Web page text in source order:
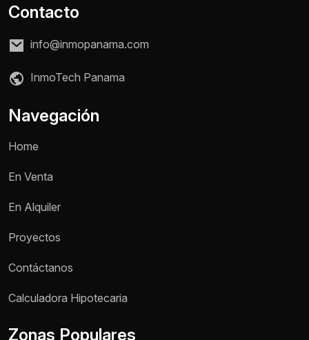
Teléfono / WhatsApp *
Contacto
info@inmopanama.com
InmoTech Panama
Navegación
Home
En Venta
En Alquiler
Proyectos
Contáctanos
Calculadora Hipotecaria
Zonas Populares